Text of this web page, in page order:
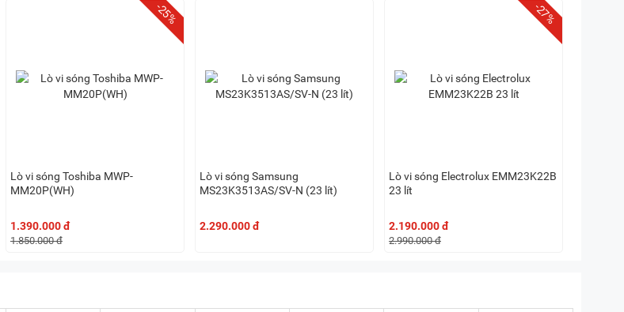
-25%
Lò vi sóng Toshiba MWP-
MM20P(WH)
1.390.000 đ
1.850.000 đ
Lò vi sóng Samsung
MS23K3513AS/SV-N (23 lít)
2.290.000 đ
-27%
Lò vi sóng Electrolux EMM23K22B
23 lít
2.190.000 đ
2.990.000 đ